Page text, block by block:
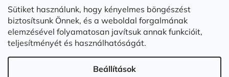
Sütiket használunk, hogy kényelmes böngészést
biztosítsunk Önnek, és a weboldal forgalmának
elemzésével folyamatosan javítsuk annak funkcióit,
teljesítményét és használhatóságát.
Beállítások
Shoptet készítette